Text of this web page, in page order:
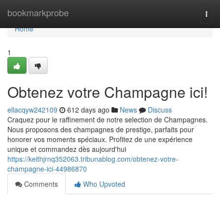
bookmarkprobe
Home
Home
1
Obtenez votre Champagne ici!
ellacqyw242109 612 days ago News
Discuss
Craquez pour le raffinement de notre selection de Champagnes.
Nous proposons des champagnes de prestige, parfaits pour
honorer vos moments spéciaux. Profitez de une expérience
unique et commandez dès aujourd'hui
https://keithjrnq352063.tribunablog.com/obtenez-votre-
champagne-ici-44986870
Comments
Who Upvoted